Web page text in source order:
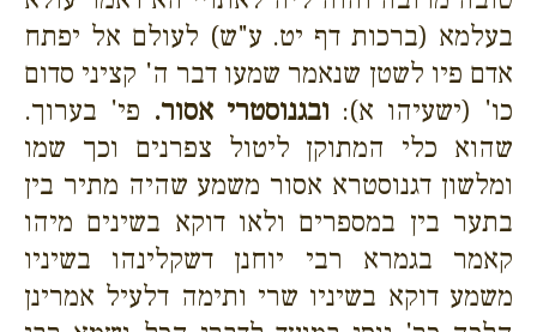
בעלמא (ברכות דף יט. ע"ש) לעולם אל יפתח
אדם פיו לשטן שנאמר שמעו דבר ה' קציני סדום
כו' (ישעיהו א): ובגנוסטרי אסור. פי' בערוך.
שהוא כלי המתוקן ליטול צפרנים וכך שמו
ומלשון דגנוסטרא אסור משמע שהיה מתיר בין
בתער בין במספרים ולאו דוקא בשינים מיהו
קאמר בגמרא רבי יוחנן דשקלינהו בשיניו
משמע דוקא בשיניו שרי ותימה דלעיל אמרינן